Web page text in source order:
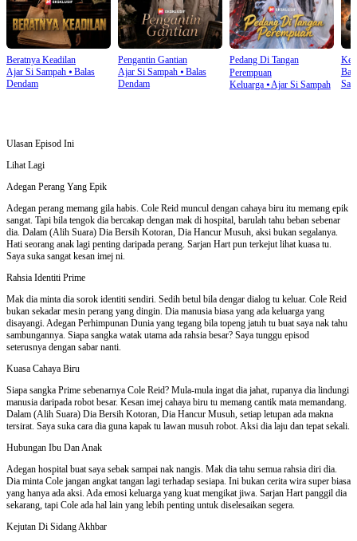
Beratnya Keadilan
Ajar Si Sampah ⦁ Balas
Dendam
Pengantin Gantian
Ajar Si Sampah⦁ Balas
Dendam
Pedang Di Tangan
Perempuan
Keluarga⦁Ajar Si Sampah
Ulasan Episod Ini
Lihat Lagi
Adegan Perang Yang Epik
Adegan perang memang gila habis. Cole Reid muncul dengan cahaya biru itu memang epik
sangat. Tapi bila tengok dia bercakap dengan mak di hospital, barulah tahu beban sebenar
dia. Dalam (Alih Suara) Dia Bersih Kotoran, Dia Hancur Musuh, aksi bukan segalanya.
Hati seorang anak lagi penting daripada perang. Sarjan Hart pun terkejut lihat kuasa tu.
Saya suka sangat kesan imej ni.
Rahsia Identiti Prime
Mak dia minta dia sorok identiti sendiri. Sedih betul bila dengar dialog tu keluar. Cole Reid
bukan sekadar mesin perang yang dingin. Dia manusia biasa yang ada keluarga yang
disayangi. Adegan Perhimpunan Dunia yang tegang bila topeng jatuh tu buat saya nak tahu
sambungannya. Siapa sangka watak utama ada rahsia besar? Saya tunggu episod
seterusnya dengan sabar nanti.
Kuasa Cahaya Biru
Siapa sangka Prime sebenarnya Cole Reid? Mula-mula ingat dia jahat, rupanya dia lindungi
manusia daripada robot besar. Kesan imej cahaya biru tu memang cantik mata memandang.
Dalam (Alih Suara) Dia Bersih Kotoran, Dia Hancur Musuh, setiap letupan ada makna
tersirat. Saya suka cara dia guna kapak tu lawan musuh robot. Aksi dia laju dan tepat sekali.
Hubungan Ibu Dan Anak
Adegan hospital buat saya sebak sampai nak nangis. Mak dia tahu semua rahsia diri dia.
Dia minta Cole jangan angkat tangan lagi terhadap sesiapa. Ini bukan cerita wira super biasa
yang hanya ada aksi. Ada emosi keluarga yang kuat mengikat jiwa. Sarjan Hart panggil dia
sekarang, tapi Cole ada hal lain yang lebih penting untuk diselesaikan segera.
Kejutan Di Sidang Akhbar